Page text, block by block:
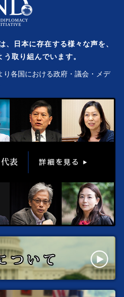
、日本に存在する様々な声を、
取り組んでいます。
各国における政府・議会・メデ